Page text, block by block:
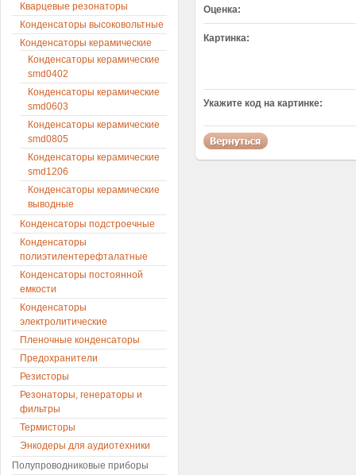
Оценка:
Картинка:
Укажите код на картинке:
Кварцевые резонаторы
Конденсаторы высоковольтные
Конденсаторы керамические
Конденсаторы керамические
smd0402
Конденсаторы керамические
smd0603
Конденсаторы керамические
smd0805
Конденсаторы керамические
smd1206
Конденсаторы керамические
выводные
Конденсаторы подстроечные
Конденсаторы
полиэтилентерефталатные
Конденсаторы постоянной
емкости
Конденсаторы
электролитические
Пленочные конденсаторы
Предохранители
Резисторы
Резонаторы, генераторы и
фильтры
Термисторы
Энкодеры для аудиотехники
Полупроводниковые приборы